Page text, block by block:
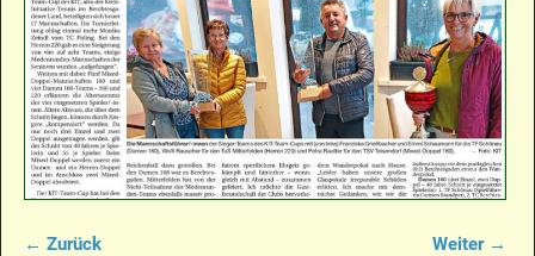
← Zurück Weiter →